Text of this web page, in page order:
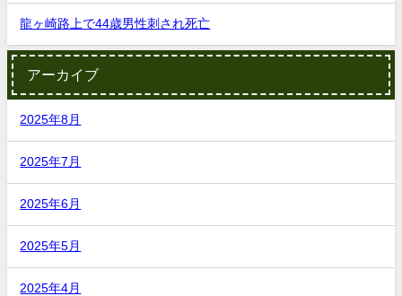
龍ヶ崎路上で44歳男性刺され死亡
アーカイブ
2025年8月
2025年7月
2025年6月
2025年5月
2025年4月